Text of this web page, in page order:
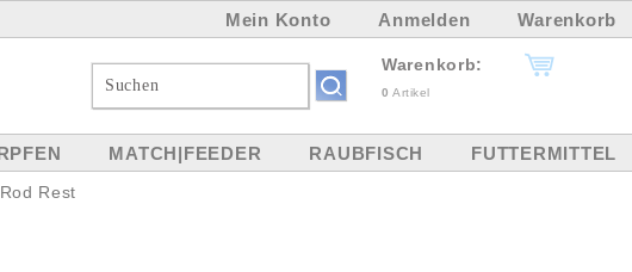
Mein Konto Anmelden Warenkorb
Warenkorb:
0 Artikel
MATCH|FEEDER RAUBFISCH FUTTERMITTEL
Rest